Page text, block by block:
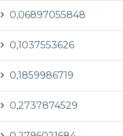
0,06897055848
0,1037553626
0,1859986719
0,2737874529